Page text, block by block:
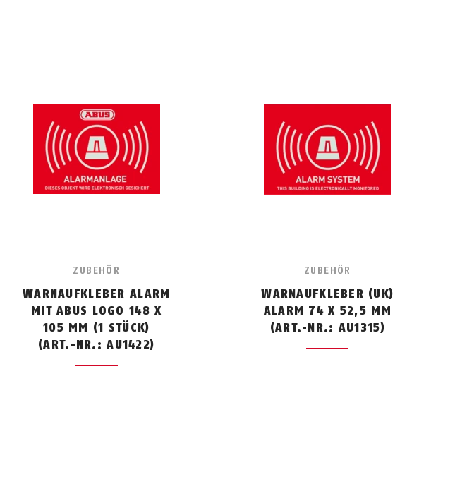
ZUBEHÖR
WARNAUFKLEBER ALARM
MIT ABUS LOGO 148 X
105 MM (1 STÜCK)
(ART.-NR.: AU1422)
ZUBEHÖR
WARNAUFKLEBER (UK)
ALARM 74 X 52,5 MM
(ART.-NR.: AU1315)